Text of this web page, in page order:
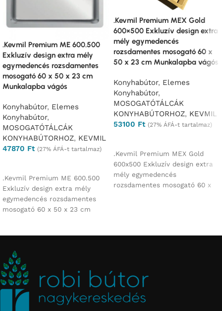
.Kevmil Premium ME 600.500
Exkluzív design extra mély
egymedencés rozsdamentes
mosogató 60 x 50 x 23 cm
Munkalapba vágós
Konyhabútor, Elemes
Konyhabútor,
MOSOGATÓTÁLCÁK
KONYHABÚTORHOZ, KEVMIL
47870 Ft (27% ÁFÁ-t tartalmaz)
.Kevmil Premium ME 600.500
Exkluzív design extra mély
egymedencés rozsdamentes
mosogató 60 x 50 x 23 cm
.Kevmil Premium MEX Gold
600×500 Exkluzív design extra
mély egymedencés
rozsdamentes mosogató 60 x
50 x 23 cm Munkalapba vágós
Konyhabútor, Elemes
Konyhabútor,
MOSOGATÓTÁLCÁK
KONYHABÚTORHOZ, KEVMIL
53100 Ft (27% ÁFÁ-t tartalmaz)
.Kevmil Premium MEX Gold
600x500 Exkluzív design extra
mély egymedencés
rozsdamentes mosogató 60 x